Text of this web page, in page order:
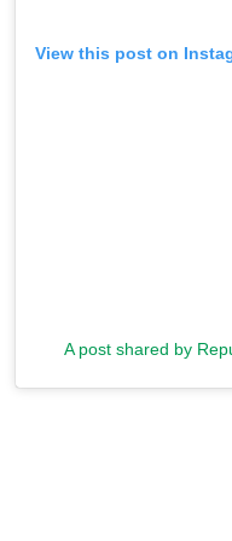
View this post on
A post shared by